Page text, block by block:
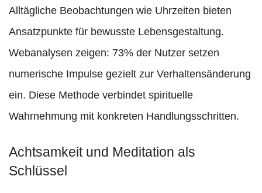
Alltägliche Beobachtungen wie Uhrzeiten bieten
Ansatzpunkte für bewusste Lebensgestaltung.
Webanalysen zeigen: 73% der Nutzer setzen
numerische Impulse gezielt zur Verhaltensänderung
ein. Diese Methode verbindet spirituelle
Wahrnehmung mit konkreten Handlungsschritten.
Achtsamkeit und Meditation als
Schlüssel